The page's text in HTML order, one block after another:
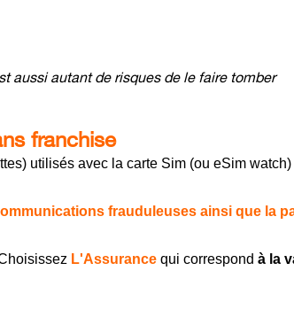
aussi autant de risques de le faire tomber
franchise
utilisés avec la carte Sim (ou eSim watch)
frauduleuses ainsi que la
L'Assurance qui correspond à la